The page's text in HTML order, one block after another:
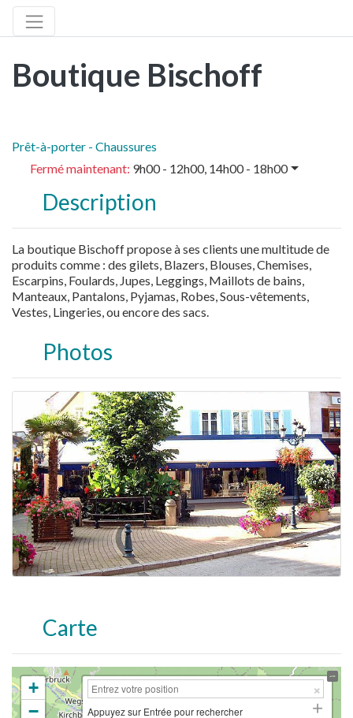
Boutique Bischoff
Prêt-à-porter - Chaussures
Fermé maintenant: 9h00 - 12h00, 14h00 - 18h00
Description
La boutique Bischoff propose à ses clients une multitude de
produits comme : des gilets, Blazers, Blouses, Chemises,
Escarpins, Foulards, Jupes, Leggings, Maillots de bains,
Manteaux, Pantalons, Pyjamas, Robes, Sous-vêtements,
Vestes, Lingeries, ou encore des sacs.
Photos
Carte
+
−
Appuyez sur Entrée pour rechercher